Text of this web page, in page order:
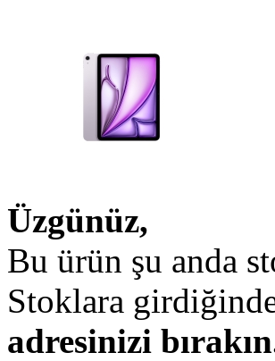
Üzgünüz,
Bu ürün şu anda
Stoklara
adresinizi